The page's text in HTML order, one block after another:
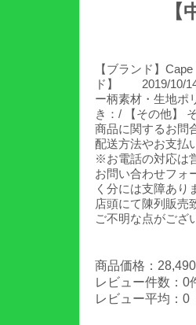
【ブランド】
ド】 2019/10/14
ー柄素材・生地ポ
き：/ 【その他】
商品に関するお問
配送方法やお支払
※お電話の対応は
お問い合わせフォ
く分には支障あり
店頭にて陳列販売
ご不明な点がござ
商品価格：
レビュー件数：0
レビュー平均：0